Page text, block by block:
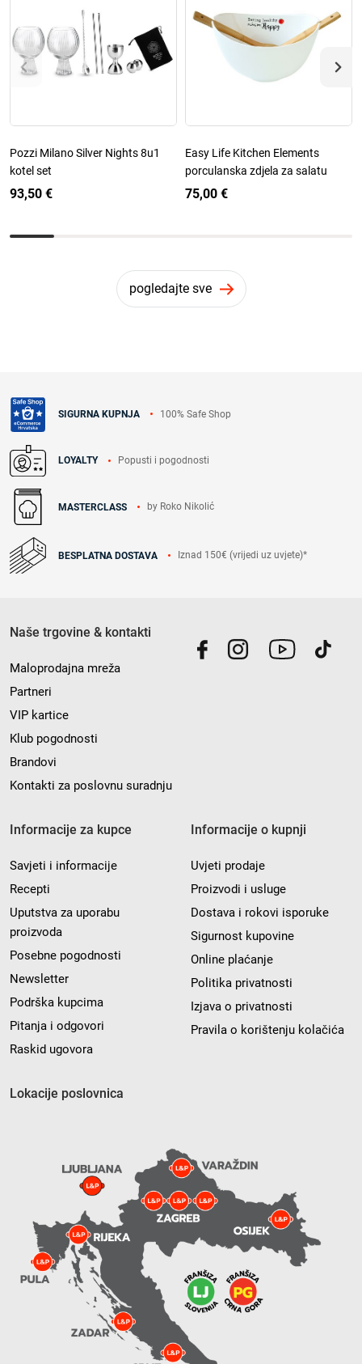
Pozzi Milano Silver Nights 8u1
kotel set
93,50 €
Easy Life Kitchen Elements
porculanska zdjela za salatu
75,00 €
pogledajte sve
SIGURNA KUPNJA 100% Safe Shop
LOYALTY Popusti i pogodnosti
MASTERCLASS by Roko Nikolić
BESPLATNA DOSTAVA Iznad 150€ (vrijedi uz uvjete)*
Naše trgovine & kontakti
Maloprodajna mreža
Partneri
VIP kartice
Klub pogodnosti
Brandovi
Kontakti za poslovnu suradnju
Informacije za kupce
Savjeti i informacije
Recepti
Uputstva za uporabu
proizvoda
Posebne pogodnosti
Newsletter
Podrška kupcima
Pitanja i odgovori
Raskid ugovora
Informacije o kupnji
Uvjeti prodaje
Proizvodi i usluge
Dostava i rokovi isporuke
Sigurnost kupovine
Online plaćanje
Politika privatnosti
Izjava o privatnosti
Pravila o korištenju kolačića
Lokacije poslovnica